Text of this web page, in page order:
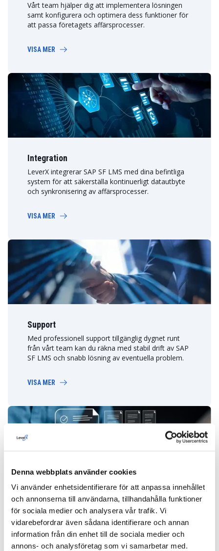
Denna webbplats använder cookies
Vi använder enhetsidentifierare för att anpassa innehållet
och annonserna till användarna, tillhandahålla funktioner
för sociala medier och analysera vår trafik. Vi
vidarebefordrar även sådana identifierare och annan
information från din enhet till de sociala medier och
annons- och analysföretag som vi samarbetar med.
Vårt team hjälper dig att implementera lösningen
samt konfigurera och optimera dess funktioner för
att passa företagets affärsprocesser.
VISA MER
Integration
LeverX integrerar SAP SF LMS med dina befintliga
system för att säkerställa kontinuerligt datautbyte
och synkronisering av affärsprocesser.
VISA MER
Support
Med professionell support tillgänglig dygnet runt
från vårt team kan du räkna med stabil drift av SAP
SF LMS och snabb lösning av eventuella problem.
VISA MER
Applikationshantering
Vi hjälper dig att få ut det mesta av SAP SF LMS
genom att kontinuerligt förbättra och finjustera
lösningen, samt övervaka dess prestanda och
anpassa den till dina affärsbehov.